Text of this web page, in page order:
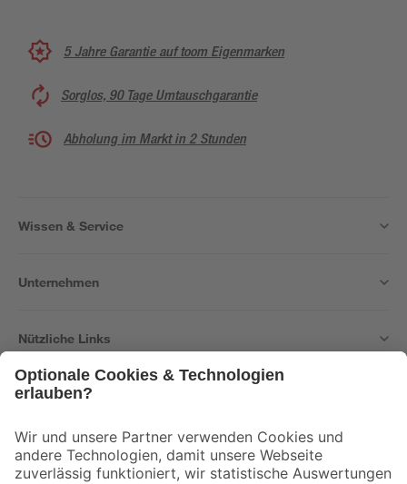
5 Jahre Garantie auf toom Eigenmarken
Sorglos, 90 Tage Umtauschgarantie
Abholung im Markt in 2 Stunden
Wissen & Service
Unternehmen
Nützliche Links
Der toom Newsletter: Keine Angebote und Aktionen mehr verpassen!
Zur Newsletter Anmeldung